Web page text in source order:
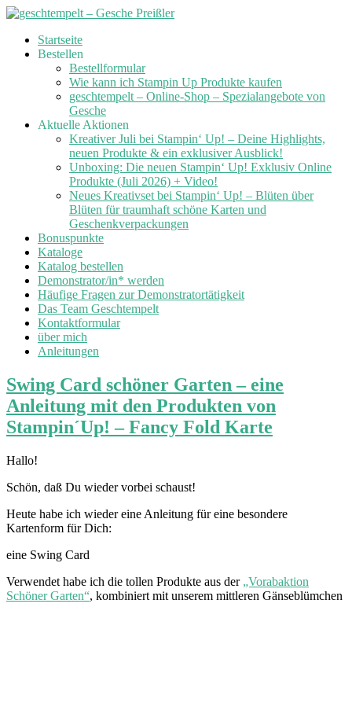
Skip
Startseite
Bestellen
Bestellformular
Wie kann ich Stampin Up Produkte kaufen
geschtempelt – Online-Shop – Spezialangebote von
Gesche
Aktuelle Aktionen
Kreativer Juli bei Stampin‘ Up! – Deine Highlights,
neuen Produkte & ein exklusiver Ausblick!
Unboxing: Die neuen Stampin‘ Up! Exklusiv Online
Produkte (Juli 2026) + Video!
Neues Kreativset bei Stampin‘ Up! – Blüten über
Blüten für traumhaft schöne Karten und
Geschenkverpackungen
Bonuspunkte
Kataloge
Katalog bestellen
Demonstrator/in* werden
Häufige Fragen zur Demonstratortätigkeit
Das Team Geschtempelt
Kontaktformular
über mich
Anleitungen
Swing Card schöner Garten – eine
Anleitung mit den Produkten von
Stampin´Up! – Fancy Fold Karte
Hallo!
Schön, daß Du wieder vorbei schaust!
Heute habe ich wieder eine Anleitung für eine besondere
Kartenform für Dich:
eine Swing Card
Verwendet habe ich die tollen Produkte aus der „Vorabaktion
Schöner Garten“, kombiniert mit unserem mittleren Gänseblümchen